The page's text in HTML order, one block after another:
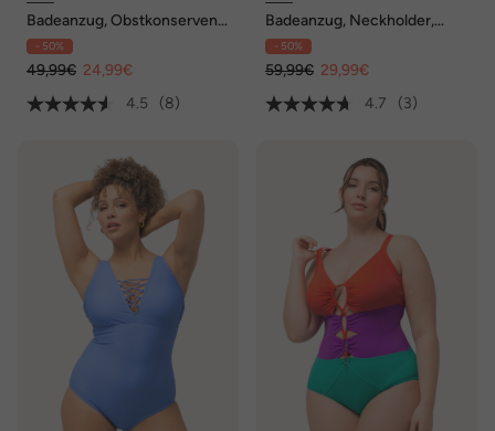
Badeanzug, Obstkonserven,
Softcups, recycelt
- 50%
49,99€ 24,99€
4.5
(8)
Badeanzug, Neckholder,
Softcups, recycelt
- 50%
59,99€ 29,99€
4.7
(3)